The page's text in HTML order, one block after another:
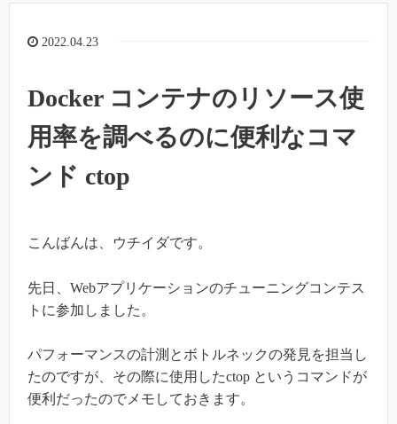
2022.04.23
Docker コンテナのリソース使
用率を調べるのに便利なコマ
ンド ctop
こんばんは、ウチイダです。
先日、Webアプリケーションのチューニングコンテス
トに参加しました。
パフォーマンスの計測とボトルネックの発見を担当し
たのですが、その際に使用したctop というコマンドが
便利だったのでメモしておきます。